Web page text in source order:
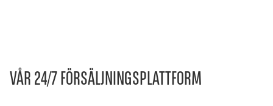
VÅR 24/7 FÖRSÄLJNINGSPLATTFORM